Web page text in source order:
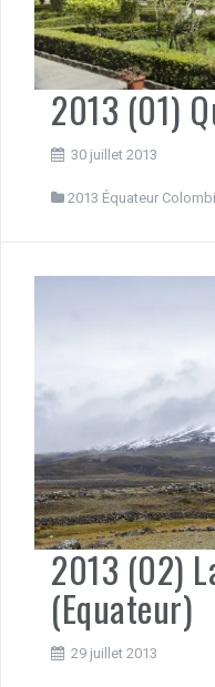
2013 (01)
30 juillet 2013
2013 Équateur
2013 (02)
(Equateur)
29 juillet 2013